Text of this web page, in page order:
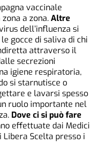
vaccinale
a zona.Altre
dell’influenza si
gocce di saliva di chi
attraverso il
secrezioni
igiene respiratoria,
si starnutisce o
e lavarsi spesso
ruolo importante nel
Dove ci si può fare
effettuate dai Medici
Libera Scelta presso i